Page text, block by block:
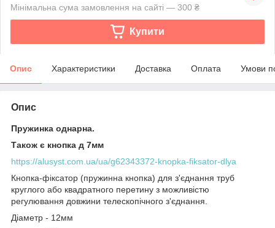
Мінімальна сума замовлення на сайті — 300 ₴
Купити
Опис Характеристики Доставка Оплата Умови
Опис
Пружинка однарна.
Також є кнопка д 7мм
https://alusyst.com.ua/ua/g62343372-knopka-fiksator-dlya
Кнопка-фіксатор (пружинна кнопка) для з'єднання труб
круглого або квадратного перетину з можливістю
регулювання довжини телескопічного з'єднання.
Діаметр - 12мм